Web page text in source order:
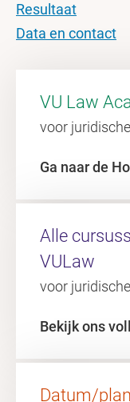
Resultaat
Data en contact
VU Law
voor
Ga naar de
Alle
VULaw
voor
Bekijk ons
Datum/